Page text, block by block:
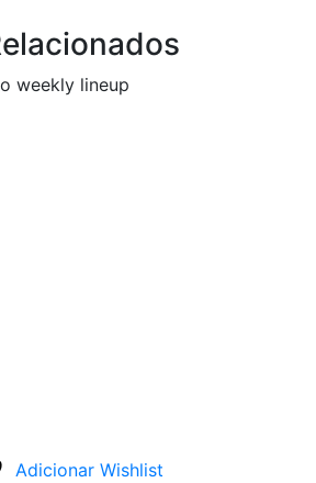
weekly lineup
Adicionar Wishlist